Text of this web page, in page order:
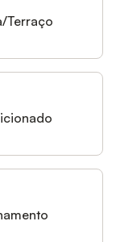
Terraço